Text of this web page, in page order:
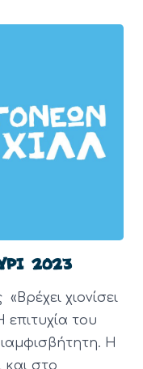
2023
χιονίσει
επιτυχία του
Η
και στο